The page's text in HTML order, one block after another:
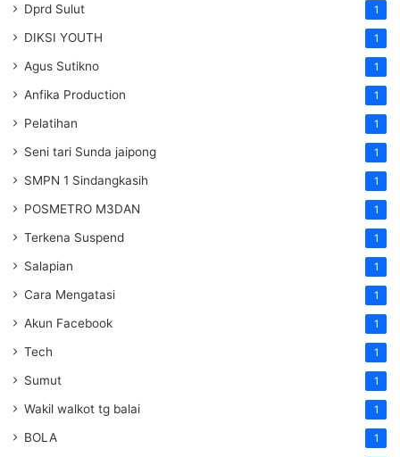
Dprd Sulut 1
DIKSI YOUTH 1
Agus Sutikno 1
Anfika Production 1
Pelatihan 1
Seni tari Sunda jaipong 1
SMPN 1 Sindangkasih 1
POSMETRO M3DAN 1
Terkena Suspend 1
Salapian 1
Cara Mengatasi 1
Akun Facebook 1
Tech 1
Sumut 1
Wakil walkot tg balai 1
BOLA 1